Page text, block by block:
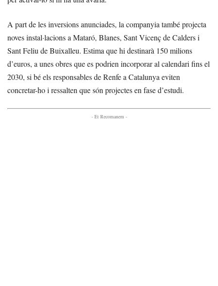
A part de les inversions anunciades, la companyia també projecta
noves instal·lacions a Mataró, Blanes, Sant Vicenç de Calders i
Sant Feliu de Buixalleu. Estima que hi destinarà 150 milions
d’euros, a unes obres que es podrien incorporar al calendari fins el
2030, si bé els responsables de Renfe a Catalunya eviten
concretar-ho i ressalten que són projectes en fase d’estudi.
- Et Recomanem -